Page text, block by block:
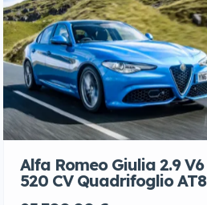
Alfa Romeo Giulia 2.9 V6
520 CV Quadrifoglio AT8